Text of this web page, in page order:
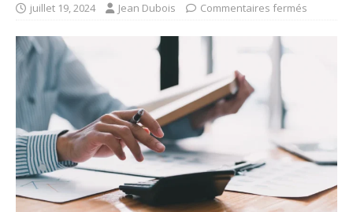
juillet 19, 2024 Jean Dubois Commentaires fermés